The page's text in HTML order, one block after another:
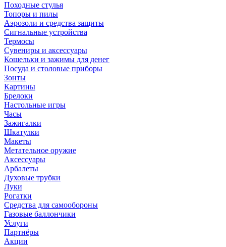
Походные стулья
Топоры и пилы
Аэрозоли и средства защиты
Сигнальные устройства
Термосы
Сувениры и аксессуары
Кошельки и зажимы для денег
Посуда и столовые приборы
Зонты
Картины
Брелоки
Настольные игры
Часы
Зажигалки
Шкатулки
Макеты
Метательное оружие
Аксессуары
Арбалеты
Духовые трубки
Луки
Рогатки
Средства для самообороны
Газовые баллончики
Услуги
Партнёры
Акции